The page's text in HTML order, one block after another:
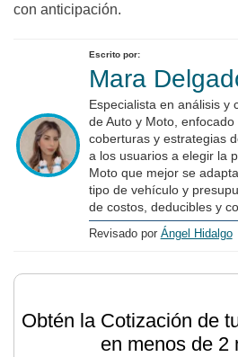
con anticipación.
Escrito por:
Mara
Especialista en análisis y
de Auto y Moto,
coberturas y estrategias
a los usuarios a elegir la
Moto que mejor se
tipo de vehículo y
de costos, deducibles y
Revisado por Ángel Hidalgo
Obtén la Cotización de
en menos de 2